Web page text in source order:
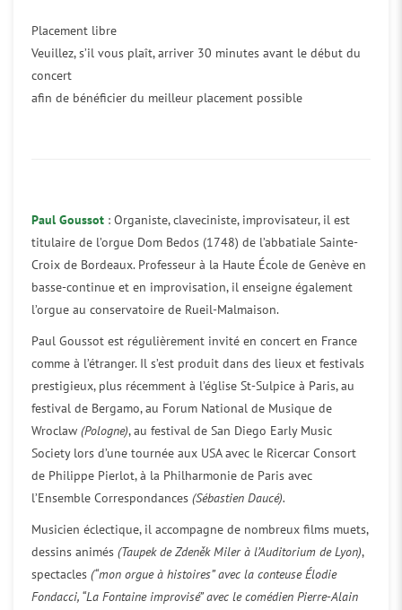
Placement libre
Veuillez, s’il vous plaît, arriver 30 minutes avant le début du
concert
afin de bénéficier du meilleur placement possible
Paul Goussot : Organiste, claveciniste, improvisateur, il est
titulaire de l’orgue Dom Bedos (1748) de l’abbatiale Sainte-
Croix de Bordeaux. Professeur à la Haute École de Genève en
basse-continue et en improvisation, il enseigne également
l’orgue au conservatoire de Rueil-Malmaison.
Paul Goussot est régulièrement invité en concert en France
comme à l’étranger. Il s’est produit dans des lieux et festivals
prestigieux, plus récemment à l’église St-Sulpice à Paris, au
festival de Bergamo, au Forum National de Musique de
Wroclaw (Pologne), au festival de San Diego Early Music
Society lors d’une tournée aux USA avec le Ricercar Consort
de Philippe Pierlot, à la Philharmonie de Paris avec
l’Ensemble Correspondances (Sébastien Daucé).
Musicien éclectique, il accompagne de nombreux films muets,
dessins animés (Taupek de Zdeněk Miler à l’Auditorium de Lyon),
spectacles (“mon orgue à histoires” avec la conteuse Élodie
Fondacci, “La Fontaine improvisé” avec le comédien Pierre-Alain